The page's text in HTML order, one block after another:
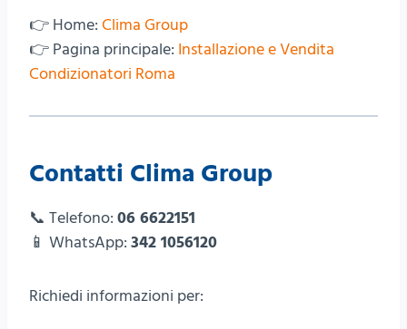
👉 Home: Clima Group
👉 Pagina principale: Installazione e Vendita
Condizionatori Roma
Contatti Clima Group
📞 Telefono: 06 6622151
📱 WhatsApp: 342 1056120
Richiedi informazioni per: